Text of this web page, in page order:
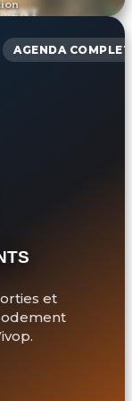
AGENDA COMPLET
et